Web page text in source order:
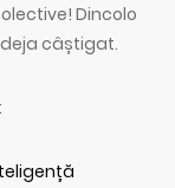
Dincolo
câștigat.